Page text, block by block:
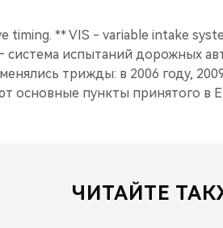
timing. ** VIS - variable intake
система испытаний дорожных
трижды: в 2006 году,
основные пункты принятого в
ЧИТАЙТЕ